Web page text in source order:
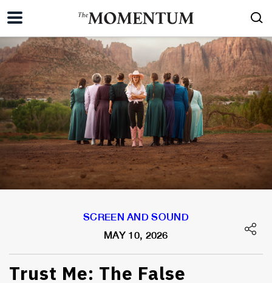
SCREEN AND SOUND
MAY 10, 2026
Trust Me: The False